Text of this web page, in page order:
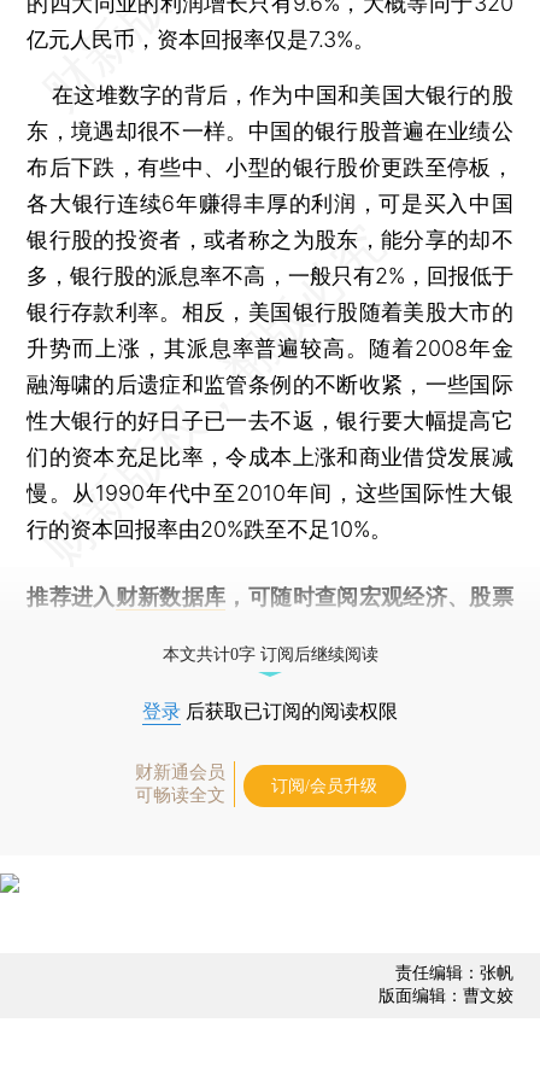
亿元人民币，资本回报率仅是7.3%。
在这堆数字的背后，作为中国和美国大银行的股
东，境遇却很不一样。中国的银行股普遍在业绩公
布后下跌，有些中、小型的银行股价更跌至停板，
各大银行连续6年赚得丰厚的利润，可是买入中国
银行股的投资者，或者称之为股东，能分享的却不
多，银行股的派息率不高，一般只有2%，回报低于
银行存款利率。相反，美国银行股随着美股大市的
升势而上涨，其派息率普遍较高。随着2008年金
融海啸的后遗症和监管条例的不断收紧，一些国际
性大银行的好日子已一去不返，银行要大幅提高它
们的资本充足比率，令成本上涨和商业借贷发展减
慢。从1990年代中至2010年间，这些国际性大银
行的资本回报率由20%跌至不足10%。
推荐进入 财新数据库 ，可随时查阅宏观经济、股票
本文共计0字 订阅后继续阅读
登录 后获取已订阅的阅读权限
财新通会员
可畅读全文
订阅/会员升级
责任编辑：张帆
版面编辑：曹文姣